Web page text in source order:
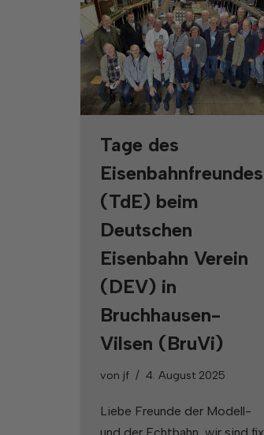
Tage des
Eisenbahnfreundes
(TdE) beim
Deutschen
Eisenbahn Verein
(DEV) in
Bruchhausen-
Vilsen (BruVi)
von jf 4. August 2025
Liebe Freunde der Modell-